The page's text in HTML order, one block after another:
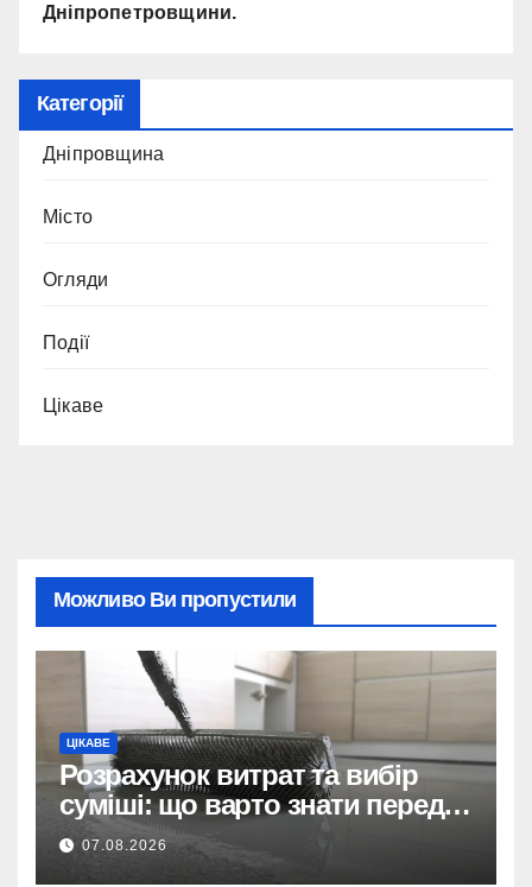
Дніпропетровщини.
Категорії
Дніпровщина
Місто
Огляди
Події
Цікаве
Можливо Ви пропустили
ЦІКАВЕ
Розрахунок витрат та вибір
суміші: що варто знати перед
тим, як купити наливну підлогу
07.08.2026